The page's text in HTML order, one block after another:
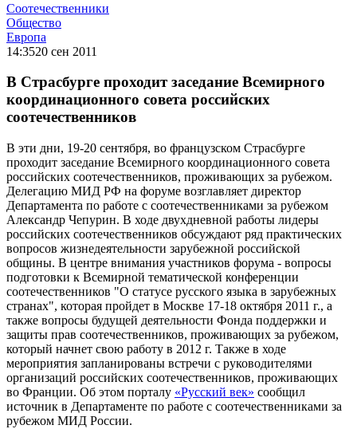
Соотечественники
Общество
Европа
14:3520 сен 2011
В Страсбурге проходит заседание Всемирного
координационного совета российских
соотечественников
В эти дни, 19-20 сентября, во французском Страсбурге
проходит заседание Всемирного координационного совета
российских соотечественников, проживающих за рубежом.
Делегацию МИД РФ на форуме возглавляет директор
Департамента по работе с соотечественниками за рубежом
Александр Чепурин. В ходе двухдневной работы лидеры
российских соотечественников обсуждают ряд практических
вопросов жизнедеятельности зарубежной российской
общины. В центре внимания участников форума - вопросы
подготовки к Всемирной тематической конференции
соотечественников "О статусе русского языка в зарубежных
странах", которая пройдет в Москве 17-18 октября 2011 г., а
также вопросы будущей деятельности Фонда поддержки и
защиты прав соотечественников, проживающих за рубежом,
который начнет свою работу в 2012 г. Также в ходе
мероприятия запланированы встречи с руководителями
организаций российских соотечественников, проживающих
во Франции. Об этом порталу «Русский век» сообщил
источник в Департаменте по работе с соотечественниками за
рубежом МИД России.